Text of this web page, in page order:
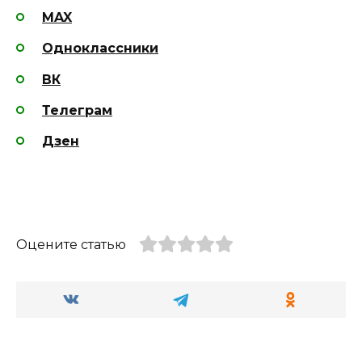
MAX
Одноклассники
ВК
Телеграм
Дзен
Оцените статью